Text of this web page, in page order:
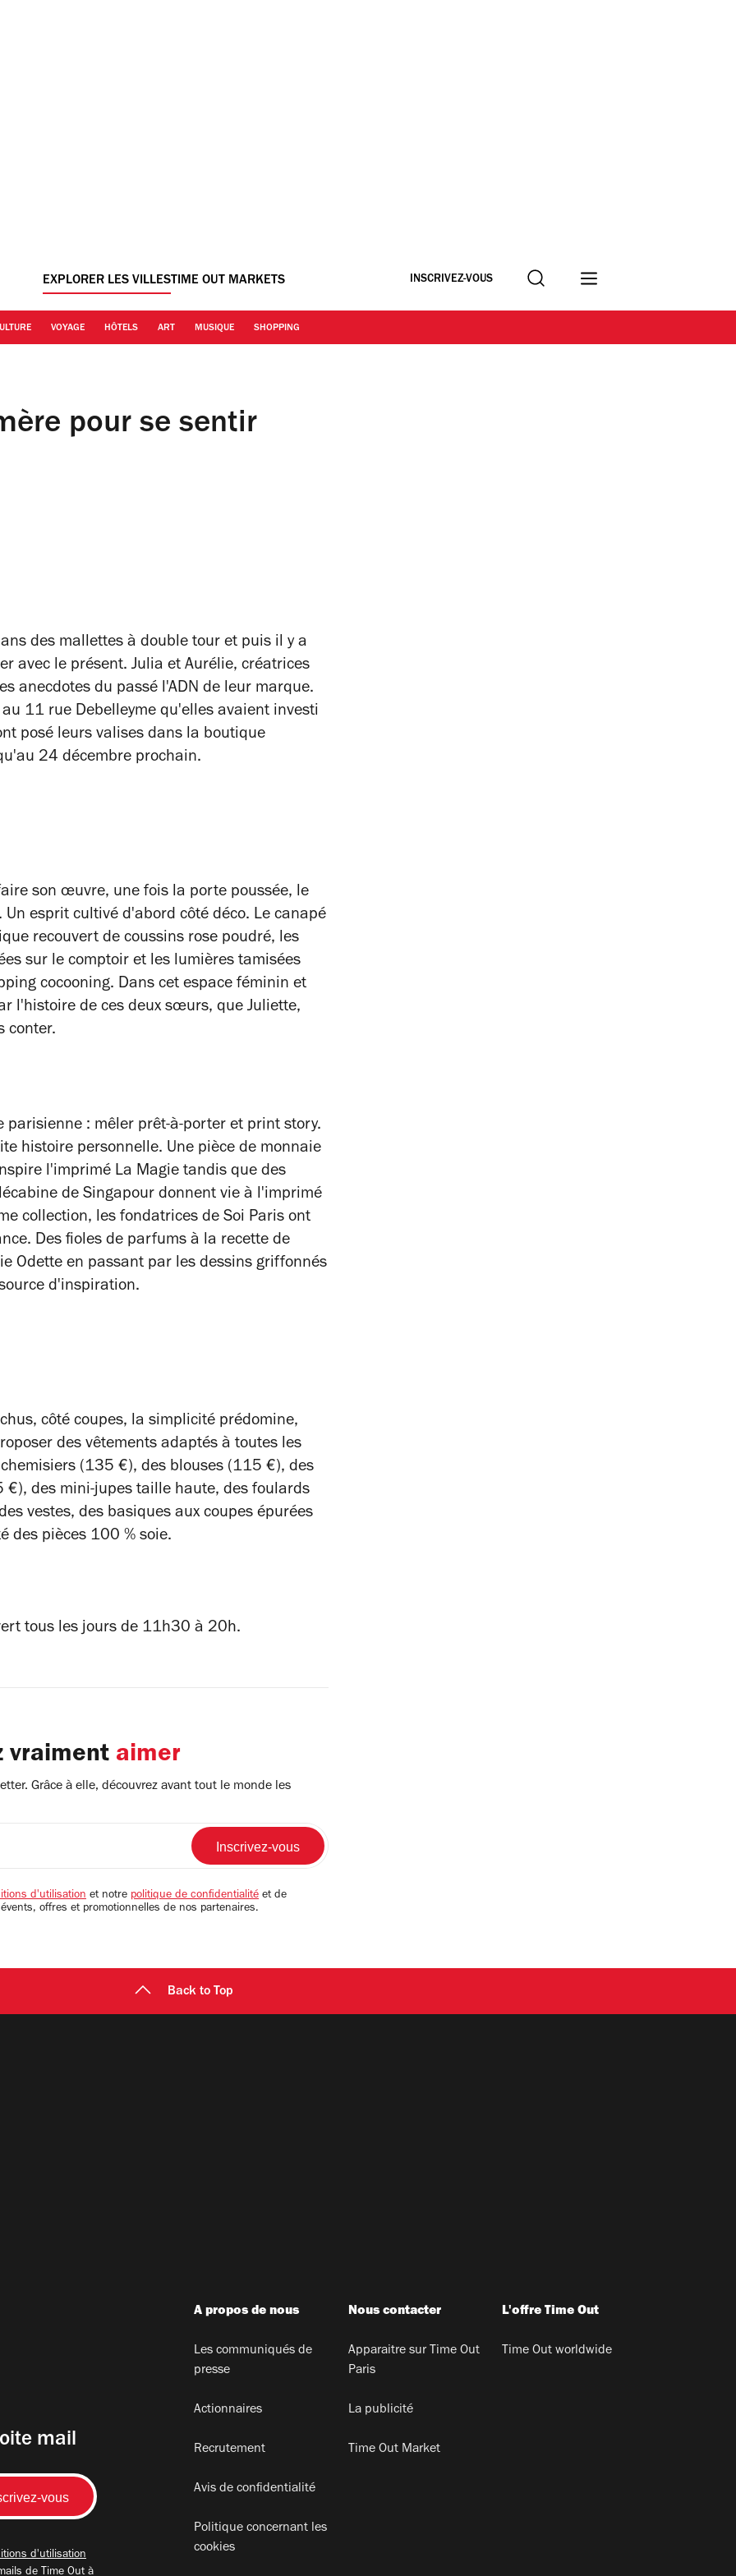
EXPLORER LES VILLESTIME OUT MARKETS INSCRIVEZ-VOUS Recherche
VOYAGE HÔTELS ART MUSIQUE SHOPPING
pour se sentir
des mallettes à double tour et puis il y a
avec le présent. Julia et Aurélie, créatrices
anecdotes du passé l'ADN de leur marque.
11 rue Debelleyme qu'elles avaient investi
posé leurs valises dans la boutique
24 décembre prochain.
son œuvre, une fois la porte poussée, le
esprit cultivé d'abord côté déco. Le canapé
recouvert de coussins rose poudré, les
sur le comptoir et les lumières tamisées
cocooning. Dans cet espace féminin et
l'histoire de ces deux sœurs, que Juliette,
conter.
: mêler prêt-à-porter et print story.
histoire personnelle. Une pièce de monnaie
l'imprimé La Magie tandis que des
de Singapour donnent vie à l'imprimé
collection, les fondatrices de Soi Paris ont
Des fioles de parfums à la recette de
Odette en passant par les dessins griffonnés
d'inspiration.
côté coupes, la simplicité prédomine,
des vêtements adaptés à toutes les
(135 €), des blouses (115 €), des
des mini-jupes taille haute, des foulards
vestes, des basiques aux coupes épurées
des pièces 100 % soie.
tous les jours de 11h30 à 20h.
vraiment aimer
Grâce à elle, découvrez avant tout le monde les
d'utilisation et notre politique de confidentialité et de
offres et promotionnelles de nos partenaires.
Back to Top
mail
d'utilisation
de Time Out à
A propos de nous
Les communiqués de
presse
Actionnaires
Recrutement
Avis de confidentialité
Politique concernant les
cookies
Nous contacter
Apparaitre sur Time Out
Paris
La publicité
Time Out Market
L'offre Time Out
Time Out worldwide